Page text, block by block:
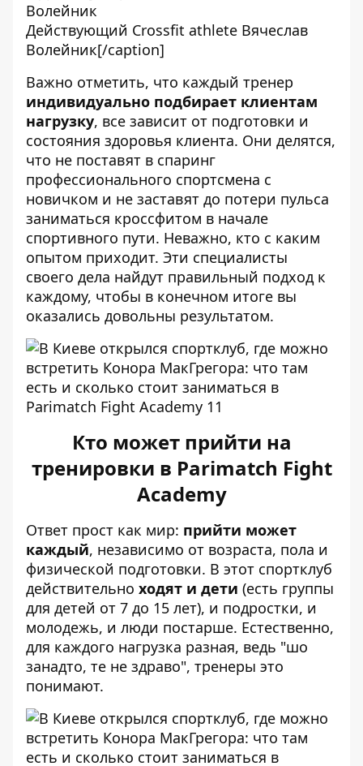
Действующий Crossfit athlete Вячеслав
Волейник[/caption]
Важно отметить, что каждый тренер
индивидуально подбирает клиентам
нагрузку, все зависит от подготовки и
состояния здоровья клиента. Они делятся,
что не поставят в спаринг
профессионального спортсмена с
новичком и не заставят до потери пульса
заниматься кроссфитом в начале
спортивного пути. Неважно, кто с каким
опытом приходит. Эти специалисты
своего дела найдут правильный подход к
каждому, чтобы в конечном итоге вы
оказались довольны результатом.
Кто может прийти на
тренировки в Parimatch Fight
Academy
Ответ прост как мир: прийти может
каждый, независимо от возраста, пола и
физической подготовки. В этот спортклуб
действительно ходят и дети (есть группы
для детей от 7 до 15 лет), и подростки, и
молодежь, и люди постарше. Естественно,
для каждого нагрузка разная, ведь "шо
занадто, те не здраво", тренеры это
понимают.